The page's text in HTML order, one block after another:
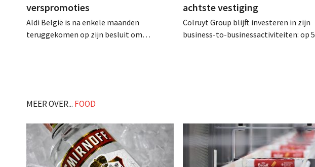
verspromoties
Aldi België is na enkele maanden
teruggekomen op zijn besluit om
achtste vestiging
Colruyt Group blijft investeren in zijn
business-to-businessactiviteiten: op 5
MEER OVER... FOOD